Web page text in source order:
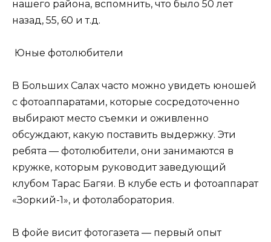
нашего района, вспомнить, что было 50 лет
назад, 55, 60 и т.д.
Юные фотолюбители
В Больших Салах часто можно увидеть юношей
с фотоаппаратами, которые сосредоточенно
выбирают место съемки и оживленно
обсуждают, какую поставить выдержку. Эти
ребята — фотолюбители, они занимаются в
кружке, которым руководит заведующий
клубом Тарас Багяи. В клубе есть и фотоаппарат
«Зоркий-1», и фотолаборатория.
В фойе висит фотогазета — первый опыт